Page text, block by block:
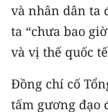
Media Pháp luật
Media Du lịch
Media Thể thao
và nhân dân ta
ta “chưa bao
và vị thế quốc
Đồng chí cố
tấm gương đạo